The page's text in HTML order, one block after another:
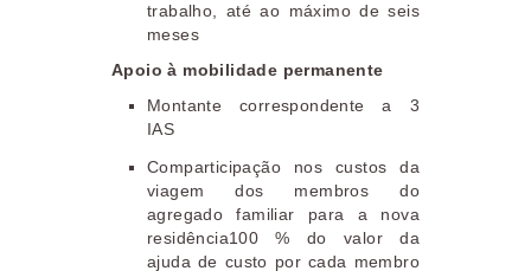
trabalho, até ao máximo de seis
meses
Apoio à mobilidade permanente
Montante correspondente a 3
IAS
Comparticipação nos custos da
viagem dos membros do
agregado familiar para a nova
residência100 % do valor da
ajuda de custo por cada membro